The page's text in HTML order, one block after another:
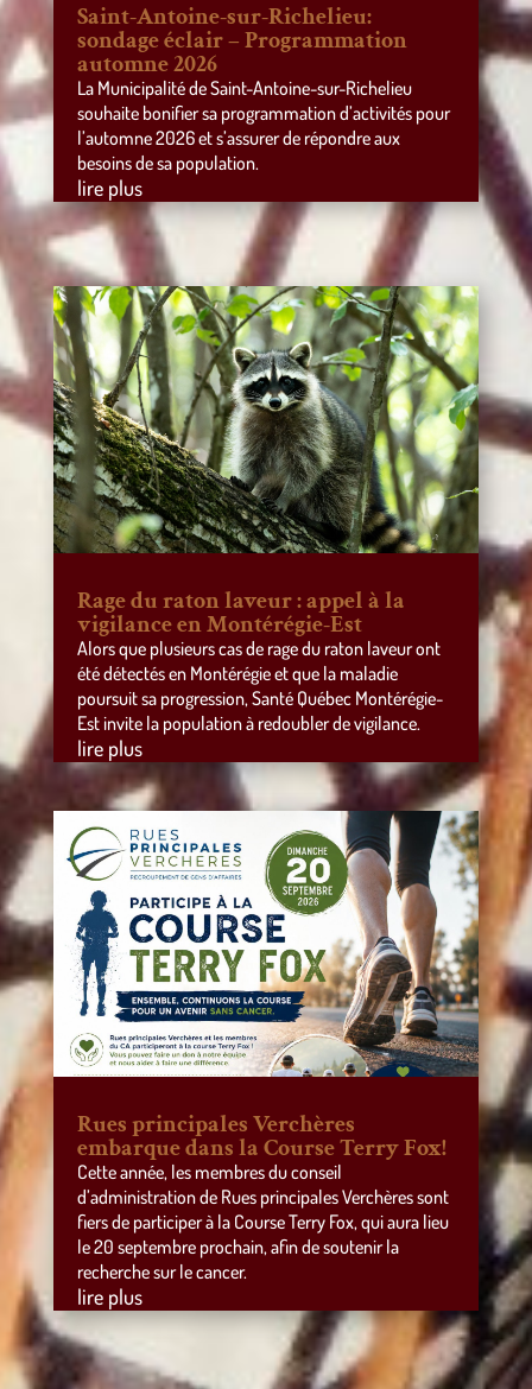
Saint-Antoine-sur-Richelieu:
sondage éclair – Programmation
automne 2026
La Municipalité de Saint-Antoine-sur-Richelieu
souhaite bonifier sa programmation d’activités pour
l’automne 2026 et s’assurer de répondre aux
besoins de sa population.
lire plus
Rage du raton laveur : appel à la
vigilance en Montérégie-Est
Alors que plusieurs cas de rage du raton laveur ont
été détectés en Montérégie et que la maladie
poursuit sa progression, Santé Québec Montérégie-
Est invite la population à redoubler de vigilance.
lire plus
Rues principales Verchères
embarque dans la Course Terry Fox!
Cette année, les membres du conseil
d’administration de Rues principales Verchères sont
fiers de participer à la Course Terry Fox, qui aura lieu
le 20 septembre prochain, afin de soutenir la
recherche sur le cancer.
lire plus